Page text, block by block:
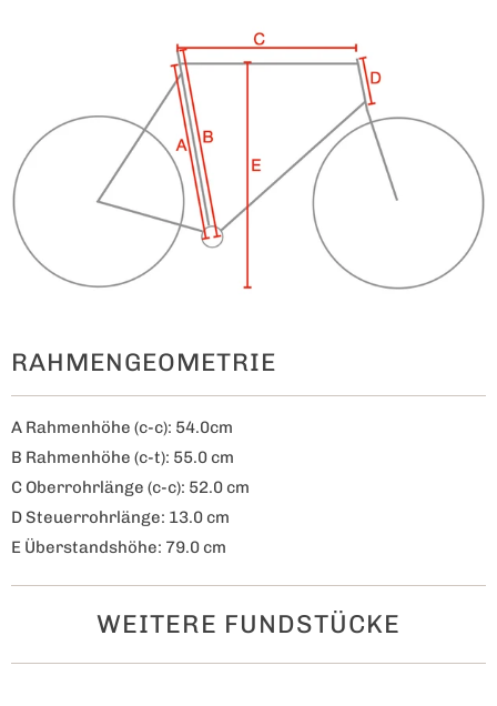
RAHMENGEOMETRIE
A Rahmenhöhe (c-c): 54.0cm
B Rahmenhöhe (c-t): 55.0 cm
C Oberrohrlänge (c-c): 52.0 cm
D Steuerrohrlänge: 13.0 cm
E Überstandshöhe: 79.0 cm
WEITERE FUNDSTÜCKE